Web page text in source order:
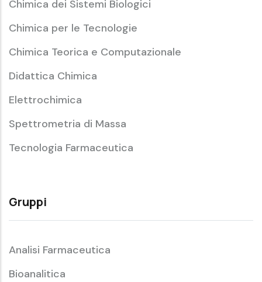
Chimica dei Sistemi Biologici
Chimica per le Tecnologie
Chimica Teorica e Computazionale
Didattica Chimica
Elettrochimica
Spettrometria di Massa
Tecnologia Farmaceutica
Gruppi
Analisi Farmaceutica
Bioanalitica